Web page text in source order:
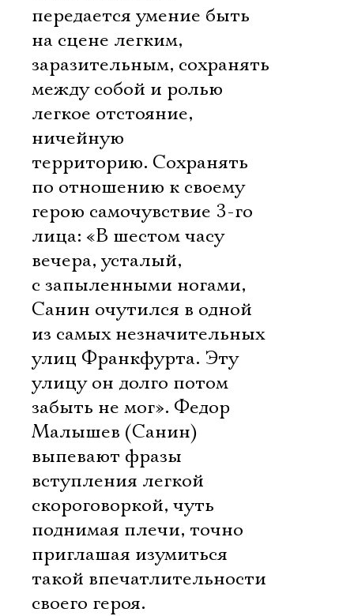
передается умение быть
на сцене легким,
заразительным, сохранять
между собой и ролью
легкое отстояние,
ничейную
территорию. Сохранять
по отношению к своему
герою самочувствие 3-го
лица: «В шестом часу
вечера, усталый,
с запыленными ногами,
Санин очутился в одной
из самых незначительных
улиц Франкфурта. Эту
улицу он долго потом
забыть не мог». Федор
Малышев (Санин)
выпевают фразы
вступления легкой
скороговоркой, чуть
поднимая плечи, точно
приглашая изумиться
такой впечатлительности
своего героя.